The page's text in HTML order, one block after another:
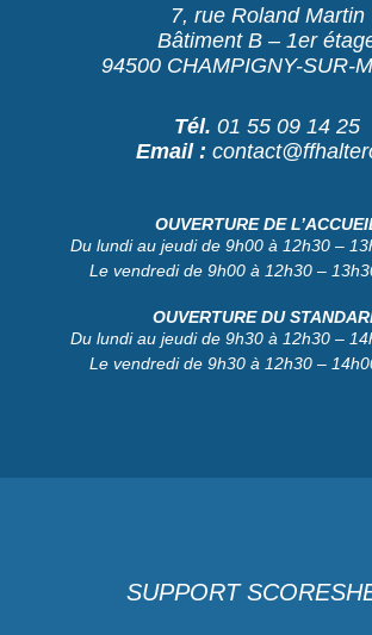
7, rue Roland Martin
Bâtiment B – 1er
94500 CHAMPIGNY-SUR-
Tél. 01 55 09 14 25
Email :
OUVERTURE DE
Du lundi au jeudi de 9h00 à 12h30 –
Le vendredi de 9h00 à 12h30 –
OUVERTURE DU
Du lundi au jeudi de 9h30 à 12h30 –
Le vendredi de 9h30 à 12h30 –
SUPPORT